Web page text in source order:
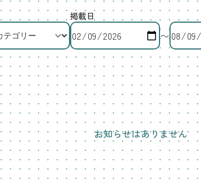
掲載日
〜
お知らせはありません